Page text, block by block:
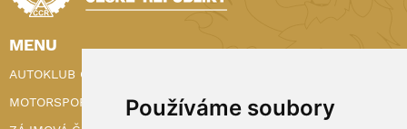
Používáme soubory
MENU
AUTOKLUB ČR
MOTORSPORT